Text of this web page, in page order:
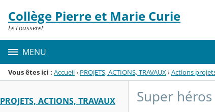
Menu de la rubrique
Contenu
Collège Pierre et Marie Curie
Le Fousseret
MENU
Vous êtes ici : Accueil› PROJETS, ACTIONS, TRAVAUX›Actions
PROJETS, ACTIONS, TRAVAUX Super héros